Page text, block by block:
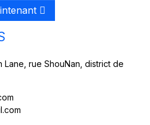
Lane, rue ShouNan, district de